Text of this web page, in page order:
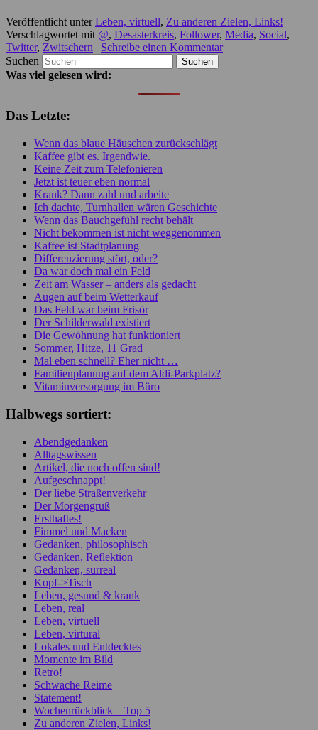
Veröffentlicht unter Leben, virtuell, Zu anderen Zielen, Links! |
Verschlagwortet mit @, Desasterkreis, Follower, Media, Social,
Twitter, Zwitschern | Schreibe einen Kommentar
Suchen
Was viel gelesen wird:
Das Letzte:
Wenn das blaue Häuschen zurückschlägt
Kaffee gibt es. Irgendwie.
Keine Zeit zum Telefonieren
Jetzt ist teuer eben normal
Krank? Dann zahl und arbeite
Ich dachte, Turnhallen wären Geschichte
Wenn das Bauchgefühl recht behält
Nicht bekommen ist nicht weggenommen
Kaffee ist Stadtplanung
Differenzierung stört, oder?
Da war doch mal ein Feld
Zeit am Wasser – anders als gedacht
Augen auf beim Wetterkauf
Das Feld war beim Frisör
Der Schilderwald existiert
Die Gewöhnung hat funktioniert
Sommer, Hitze, 11 Grad
Mal eben schnell? Eher nicht …
Familienplanung auf dem Aldi-Parkplatz?
Vitaminversorgung im Büro
Halbwegs sortiert:
Abendgedanken
Alltagswissen
Artikel, die noch offen sind!
Aufgeschnappt!
Der liebe Straßenverkehr
Der Morgengruß
Ersthaftes!
Fimmel und Macken
Gedanken, philosophisch
Gedanken, Reflektion
Gedanken, surreal
Kopf->Tisch
Leben, gesund & krank
Leben, real
Leben, virtuell
Leben, virtural
Lokales und Entdecktes
Momente im Bild
Retro!
Schwache Reime
Statement!
Wochenrückblick – Top 5
Zu anderen Zielen, Links!